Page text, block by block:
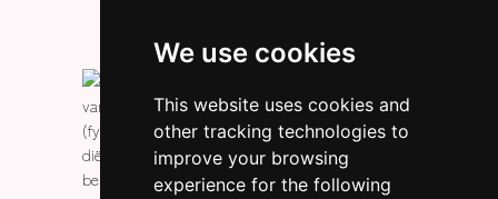
We use cookies
This website uses cookies and
other tracking technologies to
improve your browsing
experience for the following